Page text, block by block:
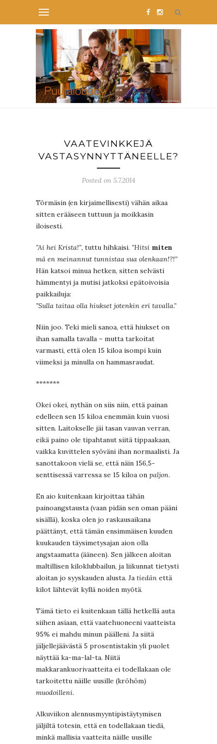
VAATEVINKKEJÄ
VASTASYNNYTTÄNEELLE?
Posted on 5.7.2014
Törmäsin (en kirjaimellisesti) vähän aikaa
sitten erääseen tuttuun ja moikkasin
iloisesti.
”Ai hei Krista!”, tuttu hihkaisi. ”Hitsi miten
mä en meinannut tunnistaa sua olenkaan!?!”
Hän katsoi minua hetken, sitten selvästi
hämmentyi ja mutisi jatkoksi epätoivoisia
paikkailuja:
”Sulla taitaa olla hiukset jotenkin eri tavalla.”
Niin joo. Teki mieli sanoa, että hiukset on
ihan samalla tavalla – mutta tarkoitat
varmasti, että olen 15 kiloa isompi kuin
viimeksi ja minulla on hammasraudat.
*******
Okei okei, nythän on siis niin, että painan
edelleen sen 15 kiloa enemmän kuin vuosi
sitten. Laitokselle jäi tasan vauvan verran,
eikä paino ole tipahtanut siitä tippaakaan,
vaikka kuvittelen syöväni ihan normaalisti. Ja
sanottakoon vielä se, että näin 156,5-
senttisessä varressa se 15 kiloa on paljon.
En aio kuitenkaan kirjoittaa tähän
painoangstausta (vaan pidän sen oman pääni
sisällä), koska olen jo raskausaikana
päättänyt, että tämän ensimmäisen kuuden
kuukauden täysimetysajan aion olla
angstaamatta (ääneen). Sen jälkeen aloitan
maltillisen kiloklubbailun, ja liikunnat tietysti
aloitan jo syyskauden alusta. Ja tiedän että
kilot lähtevät kyllä noiden myötä.
Tämä tieto ei kuitenkaan tällä hetkellä auta
siihen asiaan, että vaatehuoneeni vaatteista
95% ei mahdu minun päälleni. Ja siitä
jäljellejäävästä 5 prosentistakin yli puolet
näyttää ka-ma-lal-ta. Niitä
makkarankuorivaatteita ei todellakaan ole
tarkoitettu näille uusille (kröhöm)
muodoilleni.
Alkuviikon alennusmyyntipistäytymisen
jäljiltä totesin, että en todellakaan tiedä,
minkä mallisia vaatteita näille uusille